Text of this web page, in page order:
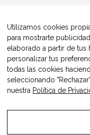
© Copyright
Utilizamos cookies
para mostrarte
elaborado a partir de tus
personalizar tus
todas las cookies
seleccionando
nuestra Política de